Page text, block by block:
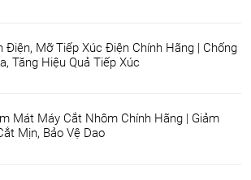
Điện, Mỡ Tiếp Xúc Điện Chính Hãng | Chống
Tăng Hiệu Quả Tiếp Xúc
Mát Máy Cắt Nhôm Chính Hãng | Giảm
Mịn, Bảo Vệ Dao